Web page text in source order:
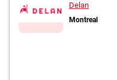
Delan
Montreal